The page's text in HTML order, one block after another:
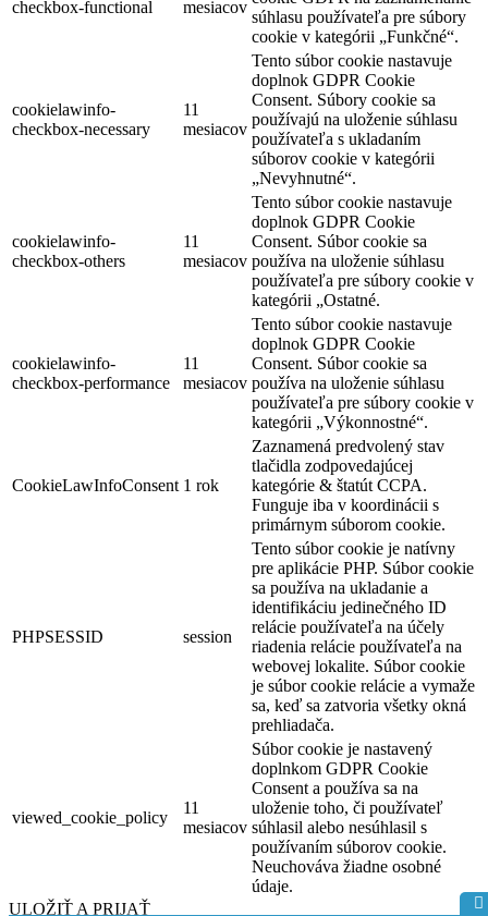
checkbox-functional
mesiacov
súhlasu používateľa pre súbory
cookie v kategórii „Funkčné“.
cookielawinfo-
checkbox-necessary
11
mesiacov
Tento súbor cookie nastavuje
doplnok GDPR Cookie
Consent. Súbory cookie sa
používajú na uloženie súhlasu
používateľa s ukladaním
súborov cookie v kategórii
„Nevyhnutné“.
cookielawinfo-
checkbox-others
11
mesiacov
Tento súbor cookie nastavuje
doplnok GDPR Cookie
Consent. Súbor cookie sa
používa na uloženie súhlasu
používateľa pre súbory cookie v
kategórii „Ostatné.
cookielawinfo-
checkbox-performance
11
mesiacov
Tento súbor cookie nastavuje
doplnok GDPR Cookie
Consent. Súbor cookie sa
používa na uloženie súhlasu
používateľa pre súbory cookie v
kategórii „Výkonnostné“.
CookieLawInfoConsent 1 rok
Zaznamená predvolený stav
tlačidla zodpovedajúcej
kategórie & štatút CCPA.
Funguje iba v koordinácii s
primárnym súborom cookie.
PHPSESSID session
Tento súbor cookie je natívny
pre aplikácie PHP. Súbor cookie
sa používa na ukladanie a
identifikáciu jedinečného ID
relácie používateľa na účely
riadenia relácie používateľa na
webovej lokalite. Súbor cookie
je súbor cookie relácie a vymaže
sa, keď sa zatvoria všetky okná
prehliadača.
viewed_cookie_policy
11
mesiacov
Súbor cookie je nastavený
doplnkom GDPR Cookie
Consent a používa sa na
uloženie toho, či používateľ
súhlasil alebo nesúhlasil s
používaním súborov cookie.
Neuchováva žiadne osobné
údaje.
ULOŽIŤ A PRIJAŤ